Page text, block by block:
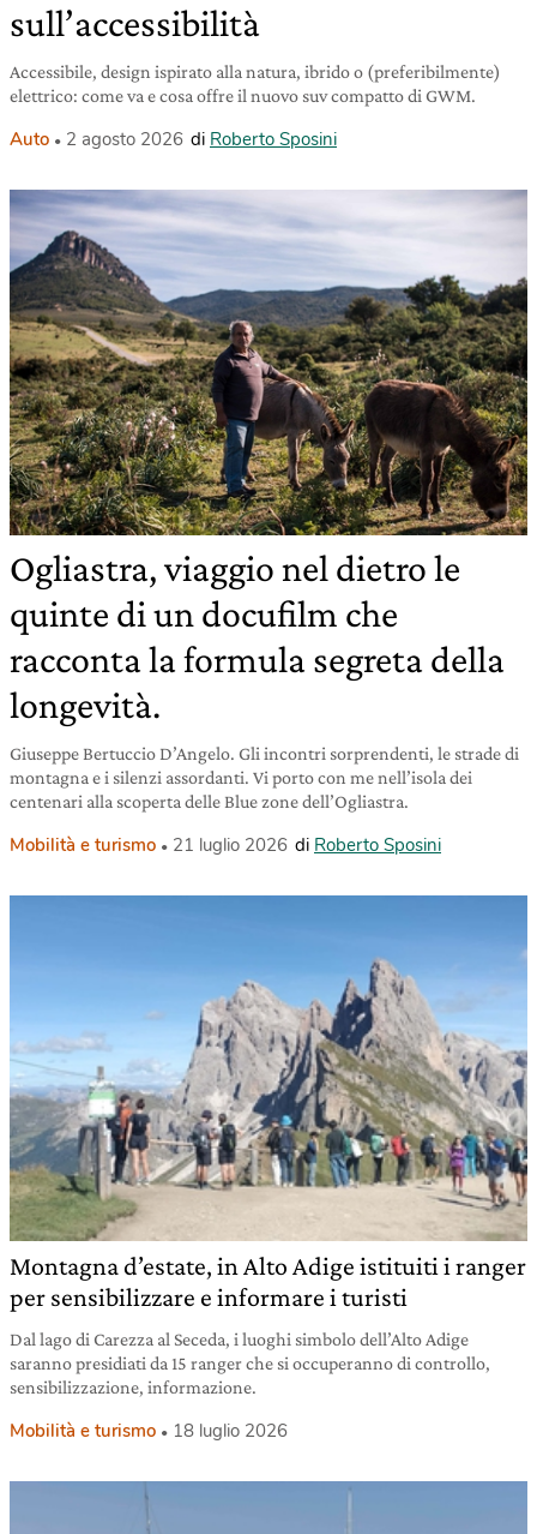
sull’accessibilità
Accessibile, design ispirato alla natura, ibrido o (preferibilmente)
elettrico: come va e cosa offre il nuovo suv compatto di GWM.
Auto 2 agosto 2026 di Roberto Sposini
Ogliastra, viaggio nel dietro le
quinte di un docufilm che
racconta la formula segreta della
longevità.
Giuseppe Bertuccio D’Angelo. Gli incontri sorprendenti, le strade di
montagna e i silenzi assordanti. Vi porto con me nell’isola dei
centenari alla scoperta delle Blue zone dell’Ogliastra.
Mobilità e turismo 21 luglio 2026 di Roberto Sposini
Montagna d’estate, in Alto Adige istituiti i ranger
per sensibilizzare e informare i turisti
Dal lago di Carezza al Seceda, i luoghi simbolo dell’Alto Adige
saranno presidiati da 15 ranger che si occuperanno di controllo,
sensibilizzazione, informazione.
Mobilità e turismo 18 luglio 2026